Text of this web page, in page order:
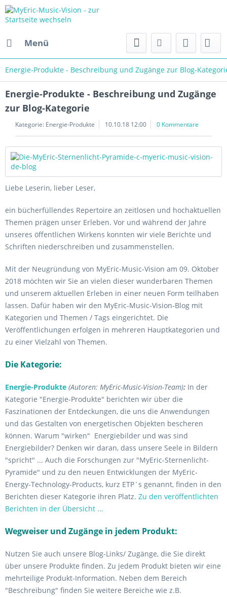
Menü
Energie-Produkte - Beschreibung und Zugänge zur Blog-
Energie-Produkte - Beschreibung und Zugänge
zur Blog-Kategorie
Kategorie: Energie-Produkte 10.10.18 12:00 0 Kommentare
Liebe Leserin, lieber Leser,
ein bücherfüllendes Repertoire an zeitlosen und hochaktuellen
Themen prägen unser Erleben. Vor und während der Jahre
unseres öffentlichen Wirkens konnten wir viele Berichte und
Schriften niederschreiben und zusammenstellen.
Mit der Neugründung von MyEric-Music-Vision am 09. Oktober
2018 möchten wir Sie an vielen dieser wunderbaren Themen
und unserem aktuellen Erleben in einer neuen Form teilhaben
lassen. Dafür haben wir den MyEric-Music-Vision-Blog mit
Kategorien und Themen / Tags eingerichtet. Die
Veröffentlichungen erfolgen in mehreren Hauptkategorien und
zu einer Vielzahl von Themen.
Die Kategorie:
Energie-Produkte (Autoren: MyEric-Music-Vision-Team): In der
Kategorie "Energie-Produkte" berichten wir über die
Faszinationen der Entdeckungen, die uns die Anwendungen
und das Gestalten von energetischen Objekten bescheren
können. Warum "wirken" Energiebilder und was sind
Energiebilder? Denken wir daran, dass unsere Seele in Bildern
"spricht" ... Auch die Forschungen zur "MyEric-Sternenlicht-
Pyramide" und zu den neuen Entwicklungen der MyEric-
Energy-Technology-Products, kurz ETP´s genannt, finden in den
Berichten dieser Kategorie ihren Platz. Zu den veröffentlichten
Berichten in der Übersicht ...
Wegweiser und Zugänge in jedem Produkt:
Nutzen Sie auch unsere Blog-Links/ Zugänge, die Sie direkt
über unsere Produkte finden. Zu jedem Produkt bieten wir eine
mehrteilige Produkt-Information. Neben dem Bereich
"Beschreibung" finden Sie weitere Bereiche wie z.B.